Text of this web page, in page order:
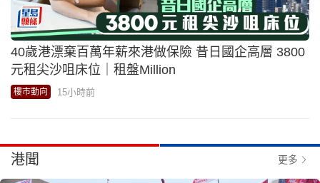
40歲港漂棄百萬年薪來港做保險 昔日國企高層 3800
元租尖沙咀床位｜租盤Million
樓市動向 15小時前
港聞 更多